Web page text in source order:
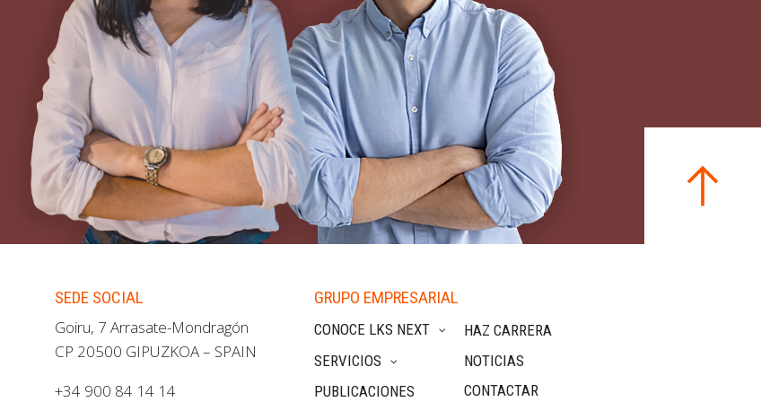
SEDE SOCIAL
Goiru, 7 Arrasate-Mondragón
CP 20500 GIPUZKOA – SPAIN
+34 900 84 14 14
GRUPO EMPRESARIAL
CONOCE LKS NEXT
SERVICIOS
PUBLICACIONES
HAZ CARRERA
NOTICIAS
CONTACTAR